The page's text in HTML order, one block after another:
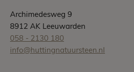
Archimedesweg 9
8912 AK Leeuwarden
058 - 2130 180
info@huttingnatuursteen.nl